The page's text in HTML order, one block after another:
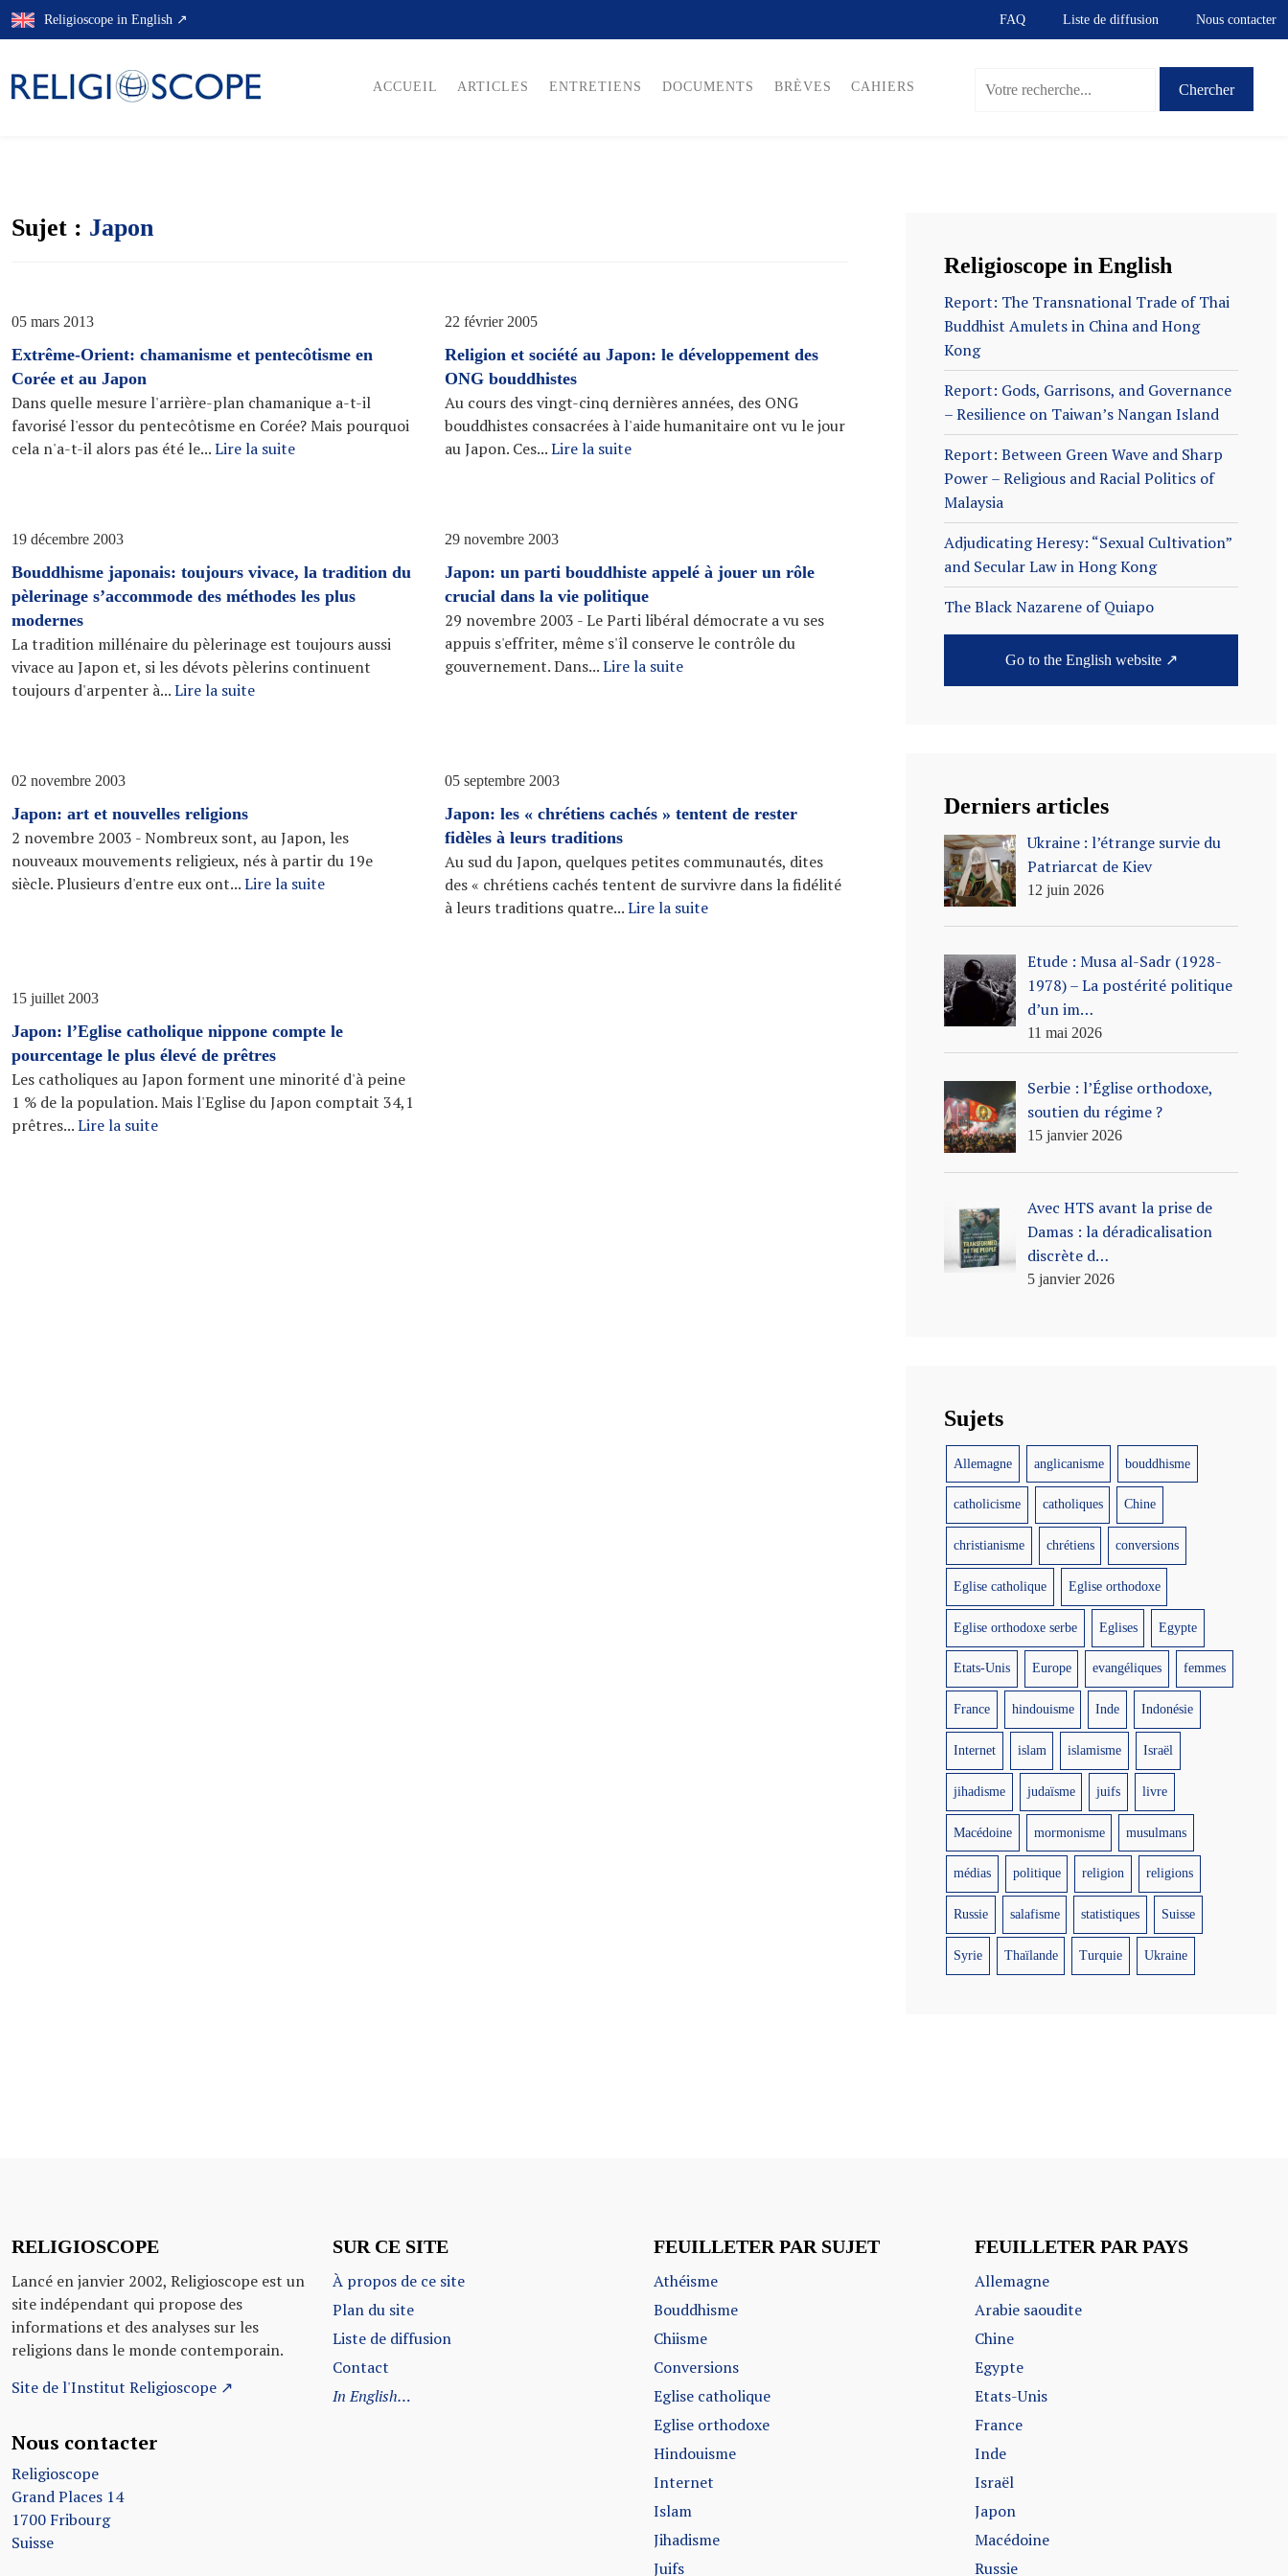
Skip
Religioscope in English ↗ FAQ Liste de diffusion Nous contacter
ACCUEIL ARTICLES ENTRETIENS DOCUMENTS BRÈVES CAHIERS
Sujet : Japon
05 mars 2013
Extrême-Orient: chamanisme et pentecôtisme en
Corée et au Japon
Dans quelle mesure l'arrière-plan chamanique a-t-il
favorisé l'essor du pentecôtisme en Corée? Mais pourquoi
cela n'a-t-il alors pas été le...Lire la suite
22 février 2005
Religion et société au Japon: le développement des
ONG bouddhistes
Au cours des vingt-cinq dernières années, des ONG
bouddhistes consacrées à l'aide humanitaire ont vu le jour
au Japon. Ces...Lire la suite
19 décembre 2003
Bouddhisme japonais: toujours vivace, la tradition du
pèlerinage s’accommode des méthodes les plus
modernes
La tradition millénaire du pèlerinage est toujours aussi
vivace au Japon et, si les dévots pèlerins continuent
toujours d'arpenter à...Lire la suite
29 novembre 2003
Japon: un parti bouddhiste appelé à jouer un rôle
crucial dans la vie politique
29 novembre 2003 - Le Parti libéral démocrate a vu ses
appuis s'effriter, même s'îl conserve le contrôle du
gouvernement. Dans...Lire la suite
02 novembre 2003
Japon: art et nouvelles religions
2 novembre 2003 - Nombreux sont, au Japon, les
nouveaux mouvements religieux, nés à partir du 19e
siècle. Plusieurs d'entre eux ont...Lire la suite
05 septembre 2003
Japon: les « chrétiens cachés » tentent de rester
fidèles à leurs traditions
Au sud du Japon, quelques petites communautés, dites
des « chrétiens cachés tentent de survivre dans la fidélité
à leurs traditions quatre...Lire la suite
15 juillet 2003
Japon: l’Eglise catholique nippone compte le
pourcentage le plus élevé de prêtres
Les catholiques au Japon forment une minorité d'à peine
1 % de la population. Mais l'Eglise du Japon comptait 34,1
prêtres...Lire la suite
Religioscope in English
Report: The Transnational Trade of Thai
Buddhist Amulets in China and Hong
Kong
Report: Gods, Garrisons, and Governance
– Resilience on Taiwan’s Nangan Island
Report: Between Green Wave and Sharp
Power – Religious and Racial Politics of
Malaysia
Adjudicating Heresy: “Sexual Cultivation”
and Secular Law in Hong Kong
The Black Nazarene of Quiapo
Go to the English website ↗
Derniers articles
Ukraine : l’étrange survie du
Patriarcat de Kiev
12 juin 2026
Etude : Musa al-Sadr (1928-
1978) – La postérité politique
d’un im…
11 mai 2026
Serbie : l’Église orthodoxe,
soutien du régime ?
15 janvier 2026
Avec HTS avant la prise de
Damas : la déradicalisation
discrète d…
5 janvier 2026
Sujets
Allemagne anglicanisme bouddhisme
catholicisme catholiques Chine
christianisme chrétiens conversions
Eglise catholique Eglise orthodoxe
Eglise orthodoxe serbe Eglises Egypte
Etats-Unis Europe evangéliques femmes
France hindouisme Inde Indonésie
Internet islam islamisme Israël
jihadisme judaïsme juifs livre
Macédoine mormonisme musulmans
médias politique religion religions
Russie salafisme statistiques Suisse
Syrie Thaïlande Turquie Ukraine
RELIGIOSCOPE
Lancé en janvier 2002, Religioscope est un
site indépendant qui propose des
informations et des analyses sur les
religions dans le monde contemporain.
Site de l'Institut Religioscope ↗
Nous contacter
Religioscope
Grand Places 14
1700 Fribourg
Suisse
SUR CE SITE
À propos de ce site
Plan du site
Liste de diffusion
Contact
In English…
FEUILLETER PAR SUJET
Athéisme
Bouddhisme
Chiisme
Conversions
Eglise catholique
Eglise orthodoxe
Hindouisme
Internet
Islam
Jihadisme
Juifs
FEUILLETER PAR PAYS
Allemagne
Arabie saoudite
Chine
Egypte
Etats-Unis
France
Inde
Israël
Japon
Macédoine
Russie